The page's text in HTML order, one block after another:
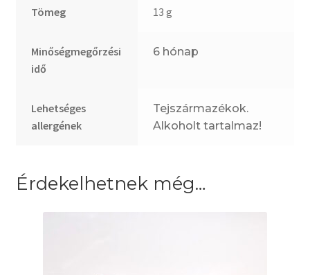
Tömeg 13 g
Minőségmegőrzési
idő
6 hónap
Lehetséges
allergének
Tejszármazékok.
Alkoholt tartalmaz!
Érdekelhetnek még…